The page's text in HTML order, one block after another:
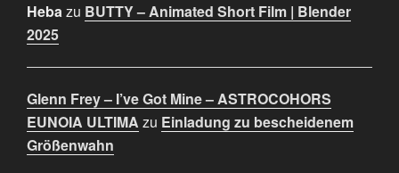
Hebazu BUTTY – Animated Short Film | Blender
2025
Glenn Frey – I’ve Got Mine – ASTROCOHORS
EUNOIA ULTIMA zu Einladung zu bescheidenem
Größenwahn